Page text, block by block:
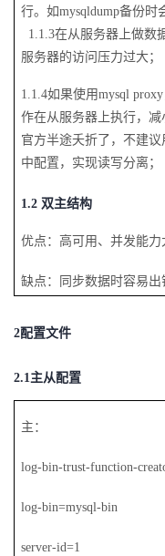
者
我
的
博
我
的
坛
我
圈
子
的
直
播
我
的
活
我
的
发
者
学
堂
的
课
程
我
的
认
证
我
的
实
我
的
Programs
的
支
持
我
技
术
的
云
行。如mysqldump备份时
1.1.3在从服务器上做数
服务器的访问压力过大；
1.1.4如果使用mysql
作在从服务器上执行，
官方半途夭折了，不建
中配置，实现读写分离；
1.2 双主结构
优点：高可用、并发能力
缺点：同步数据时容易出
2配置文件
2.1主从配置
主：
log-bin-trust-function-
log-bin=mysql-bin
server-id=1